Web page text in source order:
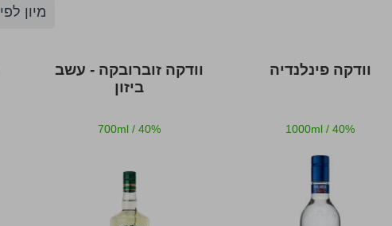
וודקה פינלנדיה
1000ml / 40%
וודקה זוברובקה - עשב
ביזון
700ml /40%